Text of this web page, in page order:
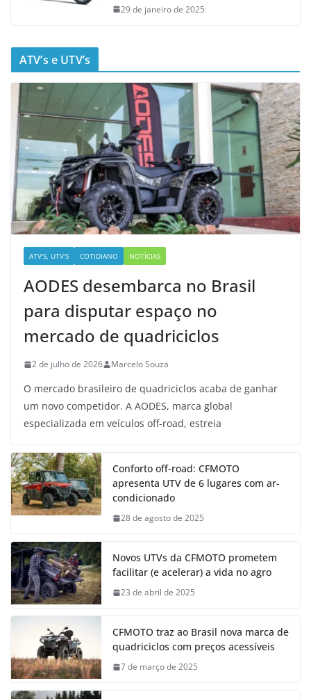
29 de janeiro de 2025
ATV’s e UTV’s
ATV'S, UTV'S COTIDIANO NOTÍCIAS
AODES desembarca no Brasil
para disputar espaço no
mercado de quadriciclos
2 de julho de 2026 Marcelo Souza
O mercado brasileiro de quadriciclos acaba de ganhar
um novo competidor. A AODES, marca global
especializada em veículos off-road, estreia
Conforto off-road: CFMOTO
apresenta UTV de 6 lugares com ar-
condicionado
28 de agosto de 2025
Novos UTVs da CFMOTO prometem
facilitar (e acelerar) a vida no agro
23 de abril de 2025
CFMOTO traz ao Brasil nova marca de
quadriciclos com preços acessíveis
7 de março de 2025